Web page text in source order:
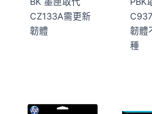
CZ133A需更新
韌體
韌體
種